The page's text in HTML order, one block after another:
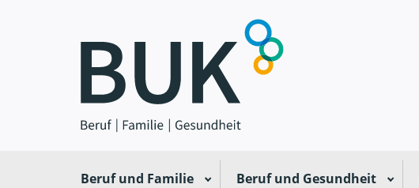
Beruf und Familie Beruf und Gesundheit